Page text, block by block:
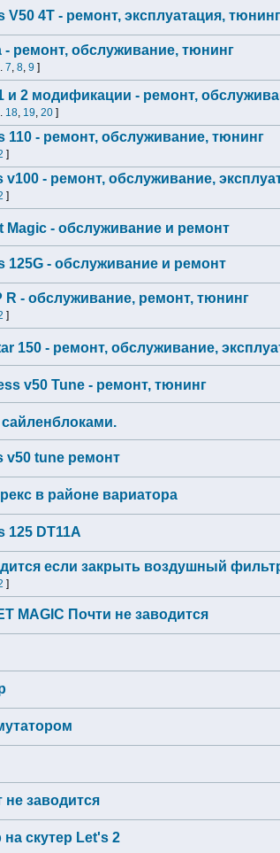
V50 4T - ремонт, эксплуатация, тюнинг
- ремонт, обслуживание, тюнинг
7, 8, 9 ]
и 2 модификации - ремонт,
18, 19, 20 ]
110 - ремонт, обслуживание, тюнинг
]
v100 - ремонт, обслуживание,
]
Magic - обслуживание и ремонт
125G - обслуживание и ремонт
R - обслуживание, ремонт, тюнинг
]
150 - ремонт, обслуживание,
v50 Tune - ремонт, тюнинг
v50 tune ремонт
в районе вариатора
125 DT11A
если закрыть воздушный
]
MAGIC Почти не заводится
не заводится
скутер Let's 2